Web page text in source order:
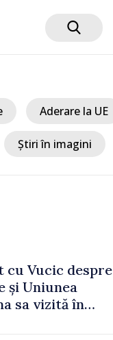
Aderare la UE
Știri în imagini
a nivelului
iar situația
dificilă